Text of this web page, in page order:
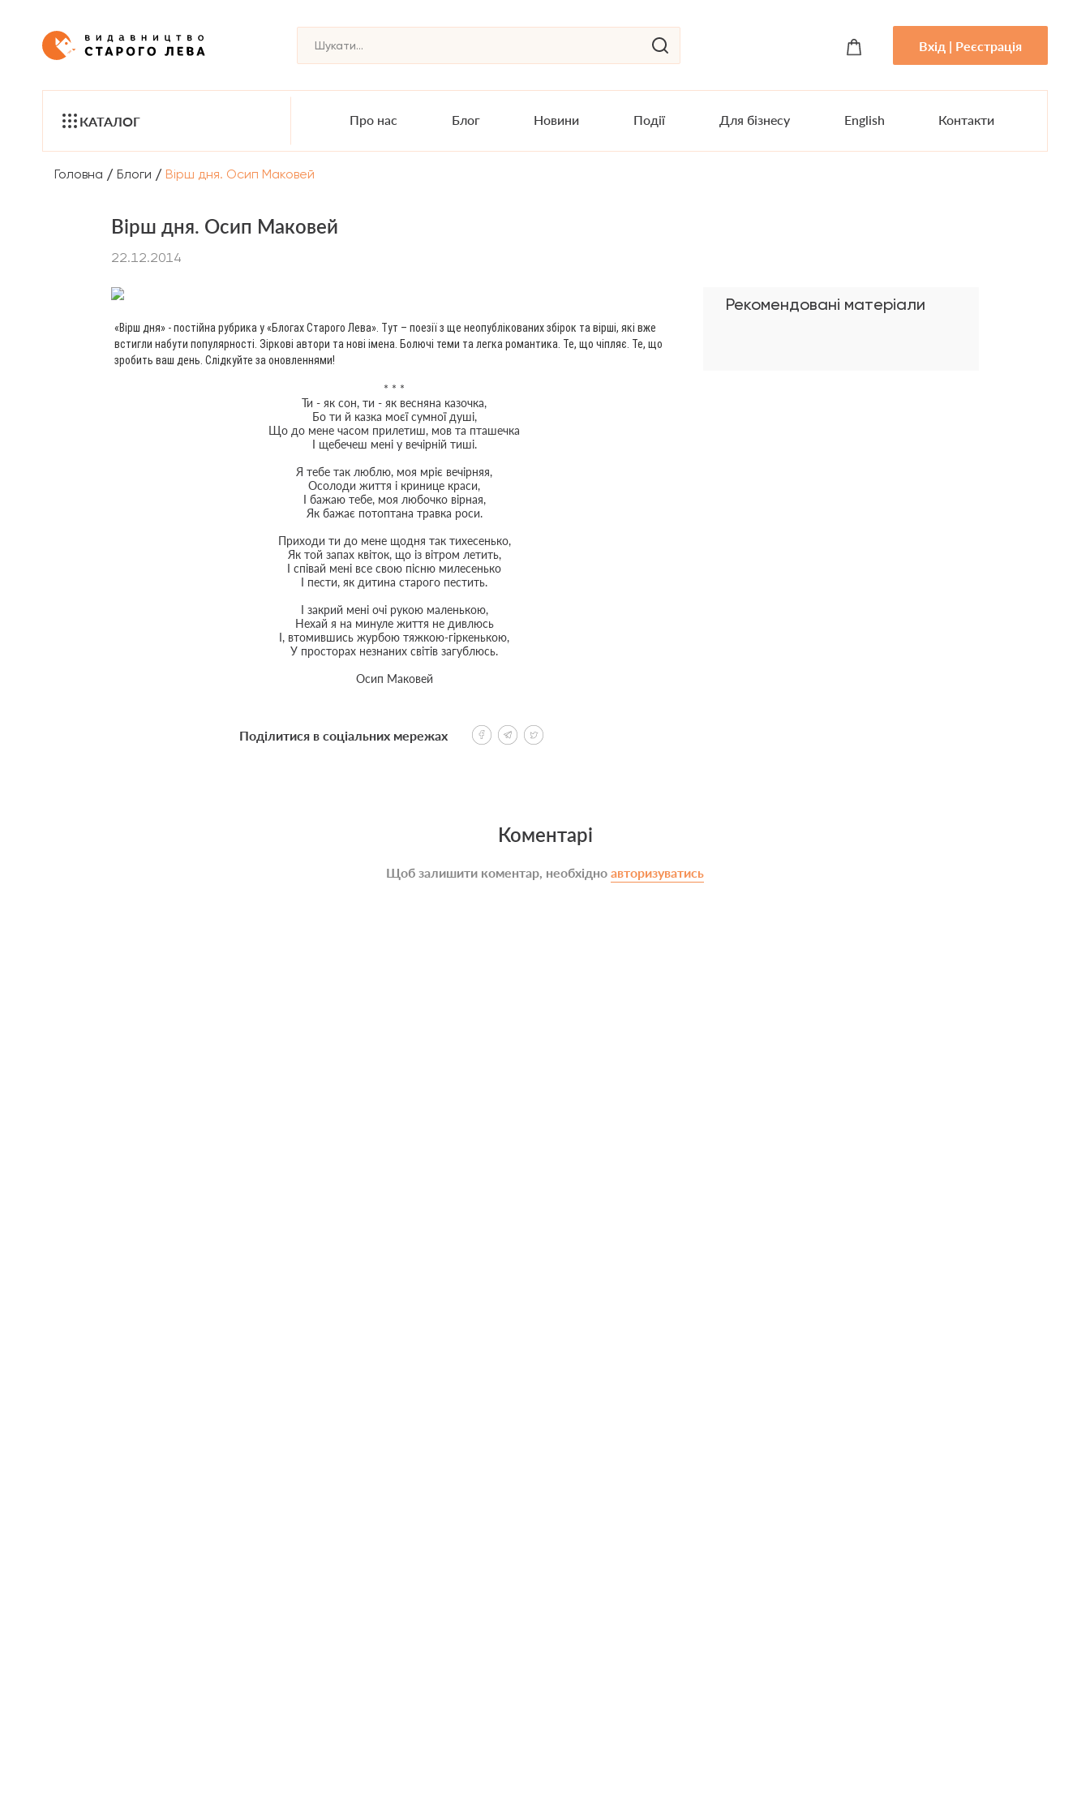
Вхід | Реєстрація
КАТАЛОГ Про нас Блог Новини Події Для бізнесу English Контакти
Головна / Блоги / Вірш дня. Осип Маковей
Вірш дня. Осип Маковей
22.12.2014
«Вірш дня» - постійна рубрика у «Блогах Старого Лева». Тут – поезії з ще неопублікованих збірок та вірші, які вже
встигли набути популярності. Зіркові автори та нові імена. Болючі теми та легка романтика. Те, що чіпляє. Те, що
зробить ваш день. Слідкуйте за оновленнями!
* * *
Ти - як сон, ти - як весняна казочка,
Бо ти й казка моєї сумної душі,
Що до мене часом прилетиш, мов та пташечка
І щебечеш мені у вечірній тиші.
Я тебе так люблю, моя мріє вечірняя,
Осолоди життя і кринице краси,
І бажаю тебе, моя любочко вірная,
Як бажає потоптана травка роси.
Приходи ти до мене щодня так тихесенько,
Як той запах квіток, що із вітром летить,
І співай мені все свою пісню милесенько
І пести, як дитина старого пестить.
І закрий мені очі рукою маленькою,
Нехай я на минуле життя не дивлюсь
І, втомившись журбою тяжкою-гіркенькою,
У просторах незнаних світів загублюсь.
Осип Маковей
Рекомендовані матеріали
Поділитися в соціальних мережах
Коментарі
Щоб залишити коментар, необхідно авторизуватись